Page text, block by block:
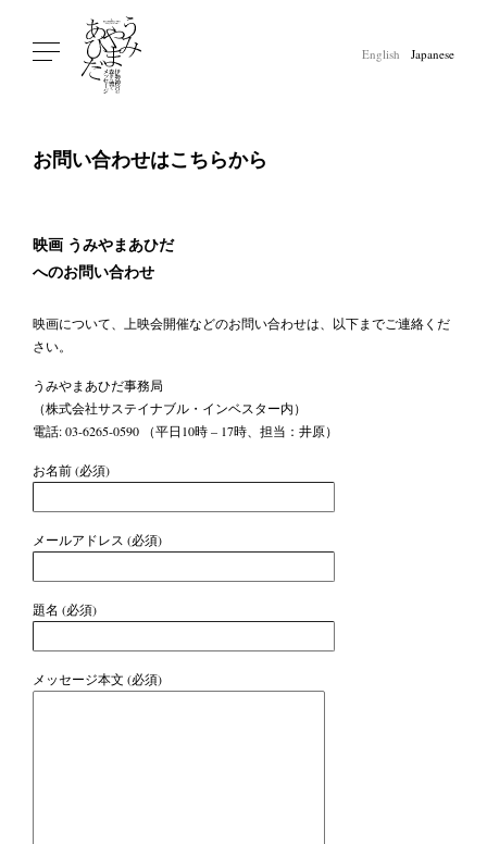
English Japanese
お問い合わせはこちらから
映画 うみやまあひだ
へのお問い合わせ
映画について、上映会開催などのお問い合わせは、以下までご連絡くだ
さい。
うみやまあひだ事務局
（株式会社サステイナブル・インベスター内）
電話: 03-6265-0590 （平日10時 – 17時、担当：井原）
お名前 (必須)
メールアドレス (必須)
題名 (必須)
メッセージ本文 (必須)